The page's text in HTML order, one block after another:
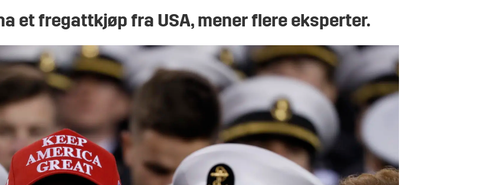
et fregattkjøp fra USA, mener flere eksperter.